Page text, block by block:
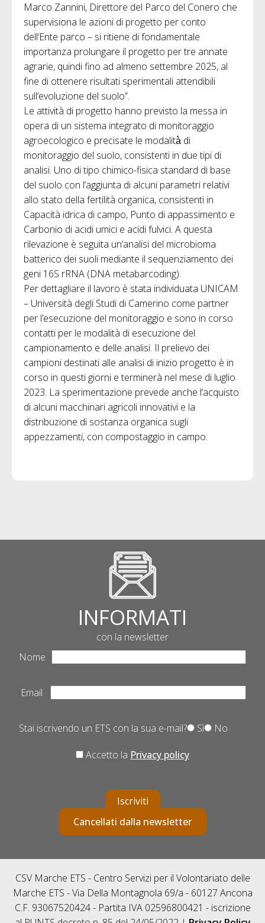
Marco Zannini, Direttore del Parco del Conero che
supervisiona le azioni di progetto per conto
dell’Ente parco – si ritiene di fondamentale
importanza prolungare il progetto per tre annate
agrarie, quindi fino ad almeno settembre 2025, al
fine di ottenere risultati sperimentali attendibili
sull’evoluzione del suolo”.
Le attività di progetto hanno previsto la messa in
opera di un sistema integrato di monitoraggio
agroecologico e precisate le modalità̀ di
monitoraggio del suolo, consistenti in due tipi di
analisi. Uno di tipo chimico-fisica standard di base
del suolo con l’aggiunta di alcuni parametri relativi
allo stato della fertilità organica, consistenti in
Capacità idrica di campo, Punto di appassimento e
Carbonio di acidi umici e acidi fulvici. A questa
rilevazione è seguita un’analisi del microbioma
batterico dei suoli mediante il sequenziamento dei
geni 16S rRNA (DNA metabarcoding).
Per dettagliare il lavoro è stata individuata UNICAM
– Università degli Studi di Camerino come partner
per l’esecuzione del monitoraggio e sono in corso
contatti per le modalità di esecuzione del
campionamento e delle analisi. Il prelievo dei
campioni destinati alle analisi di inizio progetto è in
corso in questi giorni e terminerà nel mese di luglio
2023. La sperimentazione prevede anche l’acquisto
di alcuni macchinari agricoli innovativi e la
distribuzione di sostanza organica sugli
appezzamenti, con compostaggio in campo.
INFORMATI
con la newsletter
Nome
Email
Stai iscrivendo un ETS con la sua e-mail? Sì No
Accetto la Privacy policy
Iscriviti
Cancellati dalla newsletter
CSV Marche ETS - Centro Servizi per il Volontariato delle
Marche ETS - Via Della Montagnola 69/a - 60127 Ancona
C.F. 93067520424 - Partita IVA 02596800421 - iscrizione